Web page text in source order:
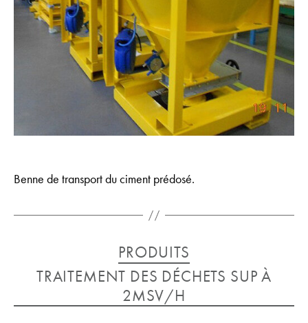
Benne de transport du ciment prédosé.
Catégories
PRODUITS
TRAITEMENT DES DÉCHETS SUP À
2MSV/H